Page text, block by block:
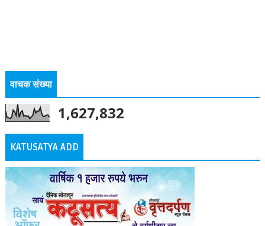
वाचक संख्या
1,627,832
KATUSATYA ADD